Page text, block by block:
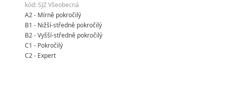
kód: SJZ Všeobecná
A2 - Mírně pokročilý
B1 - Nižší-středně pokročilý
B2 - Vyšší-středně pokročilý
C1 - Pokročilý
C2 - Expert